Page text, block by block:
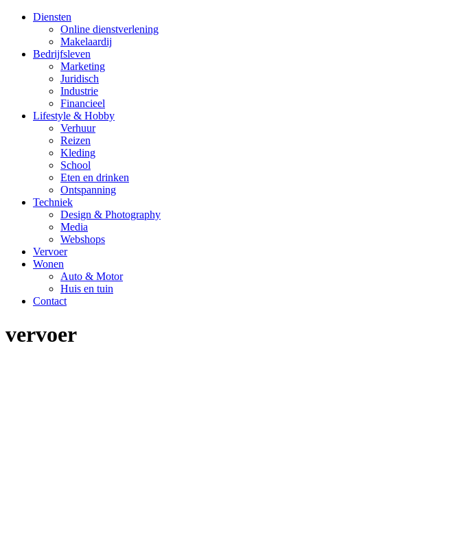
Diensten
Online dienstverlening
Makelaardij
Bedrijfsleven
Marketing
Juridisch
Industrie
Financieel
Lifestyle & Hobby
Verhuur
Reizen
Kleding
School
Eten en drinken
Ontspanning
Techniek
Design & Photography
Media
Webshops
Vervoer
Wonen
Auto & Motor
Huis en tuin
Contact
vervoer